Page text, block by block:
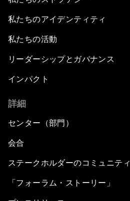
私たちのアイデンティティ
私たちの活動
リーダーシップとガバナンス
インパクト
詳細
センター（部門）
会合
ステークホルダーのコミュニティ
「フォーラム・ストーリー」